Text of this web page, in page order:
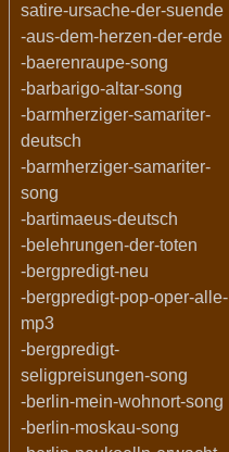
satire-ursache-der-suende
-aus-dem-herzen-der-erde
-baerenraupe-song
-barbarigo-altar-song
-barmherziger-samariter-
deutsch
-barmherziger-samariter-
song
-bartimaeus-deutsch
-belehrungen-der-toten
-bergpredigt-neu
-bergpredigt-pop-oper-alle-
mp3
-bergpredigt-
seligpreisungen-song
-berlin-mein-wohnort-song
-berlin-moskau-song